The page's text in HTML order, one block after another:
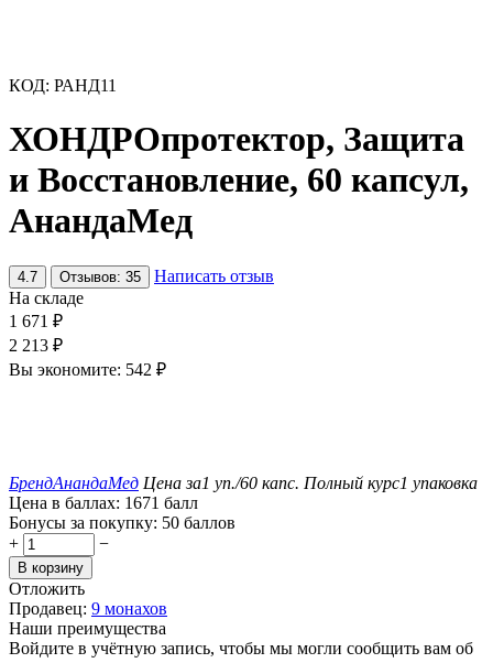
КОД: РАНД11
ХОНДРОпротектор, Защита
и Восстановление, 60 капсул,
АнандаМед
4.7 Отзывов: 35
Написать отзыв
На складе
1 671 ₽
2 213 ₽
Вы экономите: 542 ₽
БрендАнандаМед Цена за1 уп./60 капс. Полный курс1 упаковка
Цена в баллах: 1671 балл
Бонусы за покупку: 50 баллов
+
−
В корзину
Отложить
Продавец: 9 монахов
Наши преимущества
Войдите в учётную запись, чтобы мы могли сообщить вам об